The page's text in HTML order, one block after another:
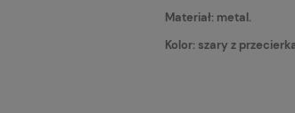
Materiał: metal.
Kolor: szary z